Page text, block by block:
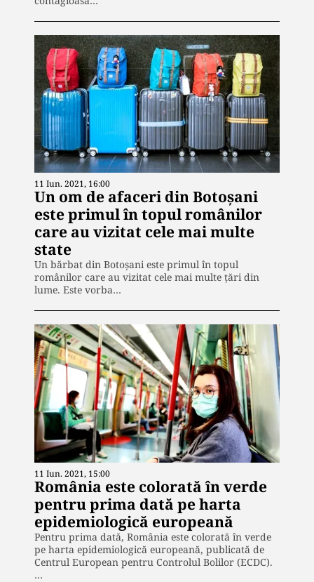
11 Iun. 2021, 16:00
Un om de afaceri din Botoșani
este primul în topul românilor
care au vizitat cele mai multe
state
Un bărbat din Botoșani este primul în topul
românilor care au vizitat cele mai multe țări din
lume. Este vorba…
11 Iun. 2021, 15:00
România este colorată în verde
pentru prima dată pe harta
epidemiologică europeană
Pentru prima dată, România este colorată în verde
pe harta epidemiologică europeană, publicată de
Centrul European pentru Controlul Bolilor (ECDC).
…